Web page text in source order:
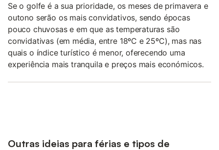
Se o golfe é a sua prioridade, os meses de primavera e
outono serão os mais convidativos, sendo épocas
pouco chuvosas e em que as temperaturas são
convidativas (em média, entre 18ºC e 25ºC), mas nas
quais o índice turístico é menor, oferecendo uma
experiência mais tranquila e preços mais económicos.
Outras ideias para férias e tipos de